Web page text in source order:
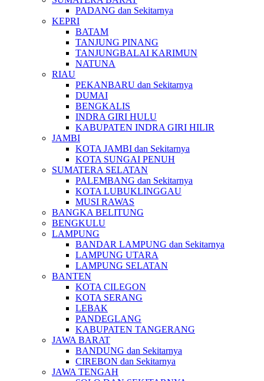
PADANG dan Sekitarnya
KEPRI
BATAM
TANJUNG PINANG
TANJUNGBALAI KARIMUN
NATUNA
RIAU
PEKANBARU dan Sekitarnya
DUMAI
BENGKALIS
INDRA GIRI HULU
KABUPATEN INDRA GIRI HILIR
JAMBI
KOTA JAMBI dan Sekitarnya
KOTA SUNGAI PENUH
SUMATERA SELATAN
PALEMBANG dan Sekitarnya
KOTA LUBUKLINGGAU
MUSI RAWAS
BANGKA BELITUNG
BENGKULU
LAMPUNG
BANDAR LAMPUNG dan Sekitarnya
LAMPUNG UTARA
LAMPUNG SELATAN
BANTEN
KOTA CILEGON
KOTA SERANG
LEBAK
PANDEGLANG
KABUPATEN TANGERANG
JAWA BARAT
BANDUNG dan Sekitarnya
CIREBON dan Sekitarnya
JAWA TENGAH